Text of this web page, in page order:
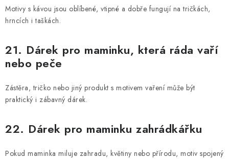
Motivy s kávou jsou oblíbené, vtipné a dobře fungují na tričkách,
hrncích i taškách.
21. Dárek pro maminku, která ráda vaří
nebo peče
Zástěra, tričko nebo jiný produkt s motivem vaření může být
praktický i zábavný dárek.
22. Dárek pro maminku zahrádkářku
Pokud maminka miluje zahradu, květiny nebo přírodu, motiv spojený